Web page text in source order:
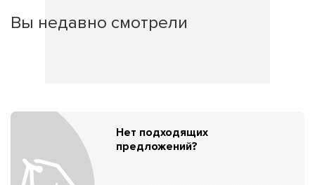
Вы недавно смотрели
Нет подходящих
предложений?